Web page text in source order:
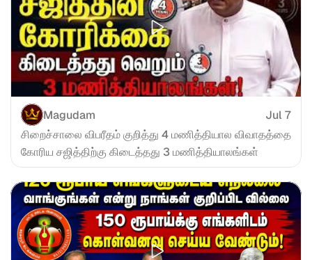
Magudam
Jul 7
சிறைச்சாலை விபரீதம் குறித்து 4 மணித்தியால விவாதத்தை
கோரிய சஜித்திற்கு கிடைத்தது 3 மணித்தியாலங்கள்